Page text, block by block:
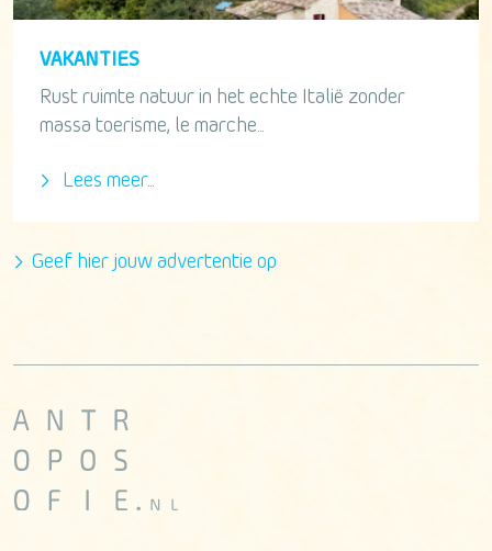
VAKANTIES
Rust ruimte natuur in het echte Italië zonder
massa toerisme, le marche...
Lees meer...
Geef hier jouw advertentie op